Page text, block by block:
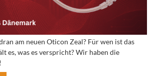
am neuen Oticon Zeal? Für wen ist das
es, was es verspricht? Wir haben die